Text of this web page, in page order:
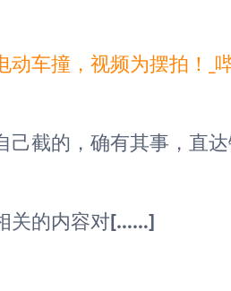
车撞，视频为摆拍！_
截的，确有其事，直
关的内容对[……]